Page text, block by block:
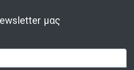
μας